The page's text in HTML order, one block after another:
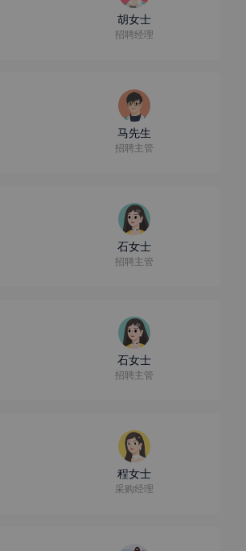
胡女士
招聘经理
马先生
招聘主管
石女士
招聘主管
石女士
招聘主管
程女士
采购经理